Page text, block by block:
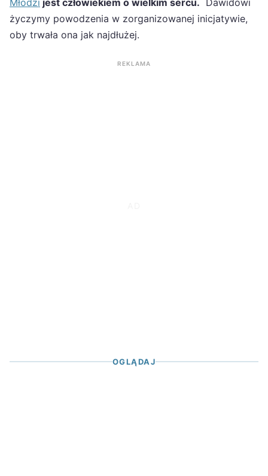
życzymy powodzenia w zorganizowanej inicjatywie,
oby trwała ona jak najdłużej.
REKLAMA
OGLĄDAJ